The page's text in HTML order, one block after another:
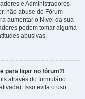
e Administradores
não abuse do Fórum
aumentar o Nível da sua
podem tomar alguma
abusivas.
para ligar no fórum?!
através do formulário
Isso evita o uso